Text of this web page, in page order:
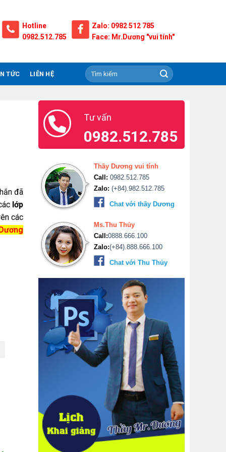
Hotline
0982.512.785
Zalo: 0982 512 785
Face: Mr.Dương "vui tính"
TỨC LIÊN HỆ
đã
lớp
các
Tư vấn
0982.512.785
Thầy Dương vui tính
Call: 0982.512.785
Zalo: (+84).982.512.785
Chat với thầy Dương
Ms.Thu Thủy
Call:0888.666.100
Zalo:(+84).888.666.100
Chat với Thu Thủy